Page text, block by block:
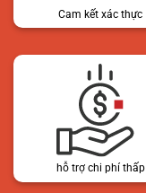
Cam kết xác thực
hỗ trợ chi phí thấp